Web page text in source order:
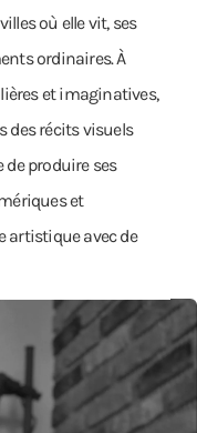
où elle vit, ses
ordinaires. À
et imaginatives,
des récits visuels
produire ses
et
artistique avec de